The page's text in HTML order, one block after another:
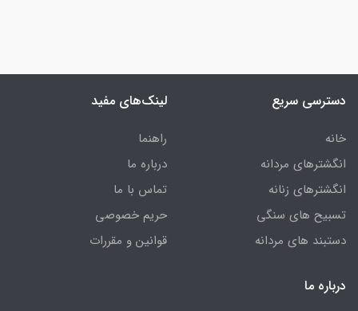
دسترسی سریع
خانه
انگشترهای مردانه
انگشترهای زنانه
تسبیح های سنگی
دستبند های مردانه
لینک‌های مفید
راهنما
درباره ما
تماس با ما
حریم خصوصی
قوانین و مقررات
درباره ما